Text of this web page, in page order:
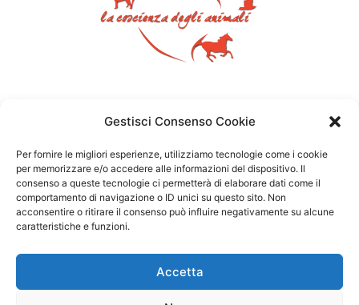
Gestisci Consenso Cookie
Per fornire le migliori esperienze, utilizziamo tecnologie come i cookie
per memorizzare e/o accedere alle informazioni del dispositivo. Il
consenso a queste tecnologie ci permetterà di elaborare dati come il
comportamento di navigazione o ID unici su questo sito. Non
acconsentire o ritirare il consenso può influire negativamente su alcune
caratteristiche e funzioni.
Accetta